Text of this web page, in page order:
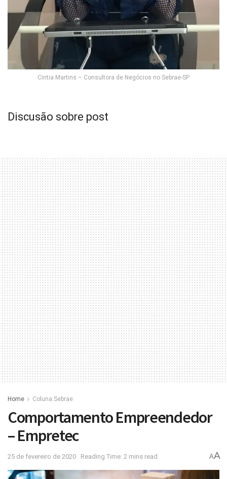
Cintia Martins – Consultora de Negócios no Sebrae-SP
Discusão sobre post
Home Coluna Sebrae
Comportamento Empreendedor
– Empretec
25 de fevereiro de 2020 Reading Time: 2 mins read AA